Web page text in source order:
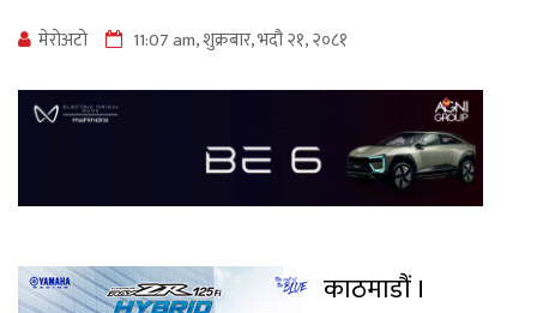
मेराेअटाे 11:07 am, शुक्रबार, भदौ २१, २०८१
काठमाडौं ।